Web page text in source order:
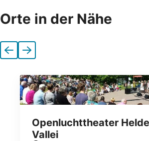
Orte in der Nähe
VorherigeNächste
Openluchttheater
Vallei